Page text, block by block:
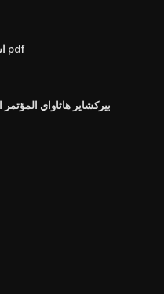
استراتيجيات التحوط باستخدام العقود الآجلة pdf
بيركشاير هاثاواي